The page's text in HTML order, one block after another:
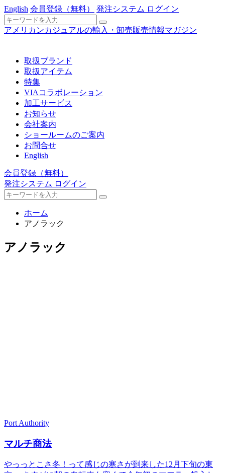
English 会員登録 （無料） 発注システム ログイン
アメリカンカジュアルの輸入・卸売販売情報マガジン
取扱ブランド
取扱アイテム
特集
VIAコラボレーション
加工サービス
お知らせ
会社案内
ショールームのご案内
お問合せ
English
会員登録 （無料）
発注システム ログイン
ホーム
アノラック
アノラック
Port Authority
マルチ商法
やっっとこさ冬！って感じの寒さが到来した12月下旬の東